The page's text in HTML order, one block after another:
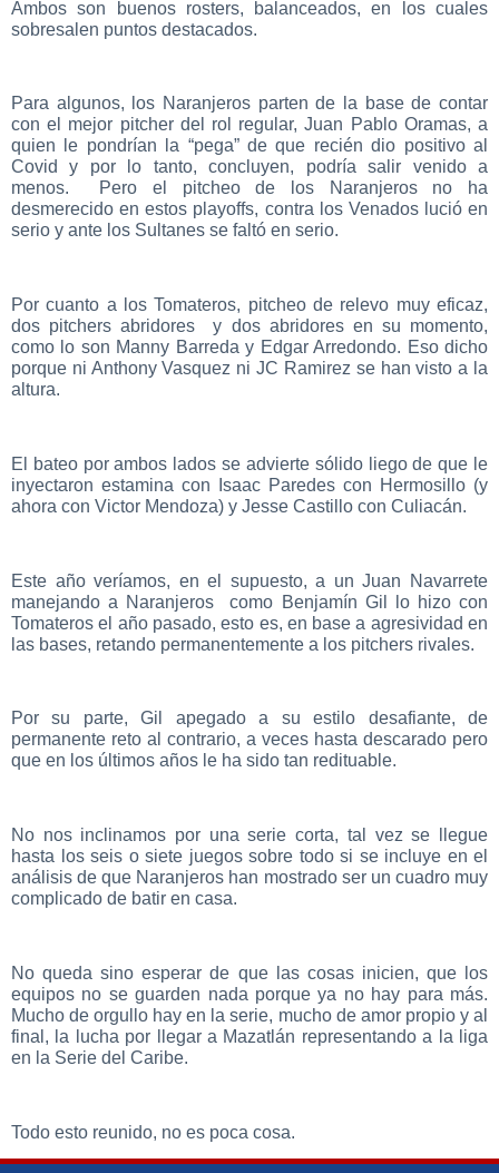
Ambos son buenos rosters, balanceados, en los cuales
sobresalen puntos destacados.
Para algunos, los Naranjeros parten de la base de contar
con el mejor pitcher del rol regular, Juan Pablo Oramas, a
quien le pondrían la “pega” de que recién dio positivo al
Covid y por lo tanto, concluyen, podría salir venido a
menos. Pero el pitcheo de los Naranjeros no ha
desmerecido en estos playoffs, contra los Venados lució en
serio y ante los Sultanes se faltó en serio.
Por cuanto a los Tomateros, pitcheo de relevo muy eficaz,
dos pitchers abridores y dos abridores en su momento,
como lo son Manny Barreda y Edgar Arredondo. Eso dicho
porque ni Anthony Vasquez ni JC Ramirez se han visto a la
altura.
El bateo por ambos lados se advierte sólido liego de que le
inyectaron estamina con Isaac Paredes con Hermosillo (y
ahora con Victor Mendoza) y Jesse Castillo con Culiacán.
Este año veríamos, en el supuesto, a un Juan Navarrete
manejando a Naranjeros como Benjamín Gil lo hizo con
Tomateros el año pasado, esto es, en base a agresividad en
las bases, retando permanentemente a los pitchers rivales.
Por su parte, Gil apegado a su estilo desafiante, de
permanente reto al contrario, a veces hasta descarado pero
que en los últimos años le ha sido tan redituable.
No nos inclinamos por una serie corta, tal vez se llegue
hasta los seis o siete juegos sobre todo si se incluye en el
análisis de que Naranjeros han mostrado ser un cuadro muy
complicado de batir en casa.
No queda sino esperar de que las cosas inicien, que los
equipos no se guarden nada porque ya no hay para más.
Mucho de orgullo hay en la serie, mucho de amor propio y al
final, la lucha por llegar a Mazatlán representando a la liga
en la Serie del Caribe.
Todo esto reunido, no es poca cosa.